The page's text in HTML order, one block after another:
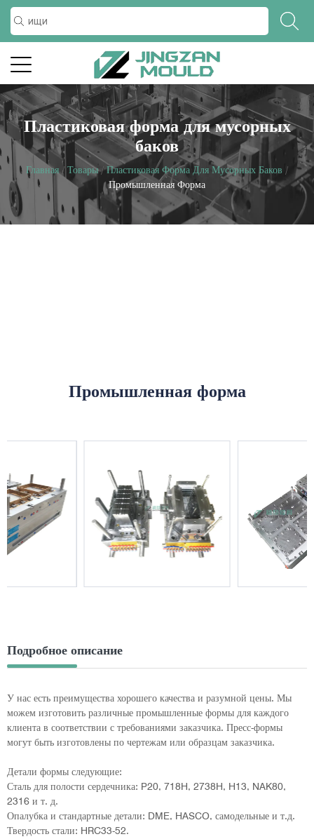
Пластиковая форма для мусорных
баков
Главная / Товары/Пластиковая Форма Для Мусорных Баков /
Промышленная Форма
Промышленная форма
Подробное описание
У нас есть преимущества хорошего качества и разумной цены. Мы
можем изготовить различные промышленные формы для каждого
клиента в соответствии с требованиями заказчика. Пресс-формы
могут быть изготовлены по чертежам или образцам заказчика.
Детали формы следующие:
Сталь для полости сердечника: P20, 718H, 2738H, H13, NAK80,
2316 и т. д.
Опалубка и стандартные детали: DME, HASCO, самодельные и т.д.
Твердость стали: HRC33-52.